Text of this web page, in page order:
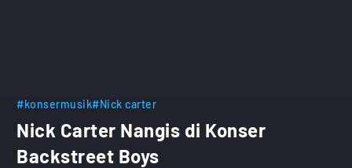
#konsermusik#Nick carter
Nick Carter Nangis di Konser
Backstreet Boys